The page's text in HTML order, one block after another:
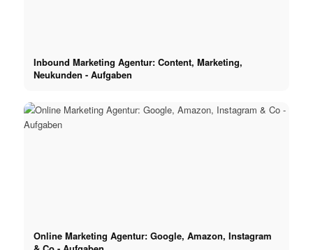
Inbound Marketing Agentur: Content, Marketing,
Neukunden - Aufgaben
Online Marketing Agentur: Google, Amazon, Instagram